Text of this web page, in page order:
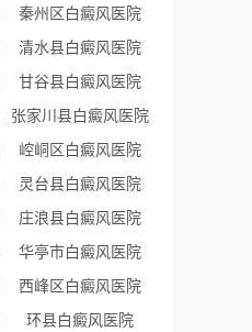
秦州区白癜风医院
清水县白癜风医院
甘谷县白癜风医院
张家川县白癜风医院
崆峒区白癜风医院
灵台县白癜风医院
庄浪县白癜风医院
华亭市白癜风医院
西峰区白癜风医院
环县白癜风医院